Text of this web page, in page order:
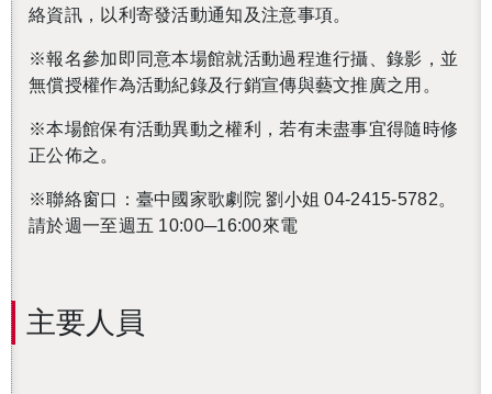
絡資訊，以利寄發活動通知及注意事項。
※報名參加即同意本場館就活動過程進行攝、錄影，並
無償授權作為活動紀錄及行銷宣傳與藝文推廣之用。
※本場館保有活動異動之權利，若有未盡事宜得隨時修
正公佈之。
※聯絡窗口：臺中國家歌劇院 劉小姐 04-2415-5782。
請於週一至週五 10:00─16:00來電
主要人員